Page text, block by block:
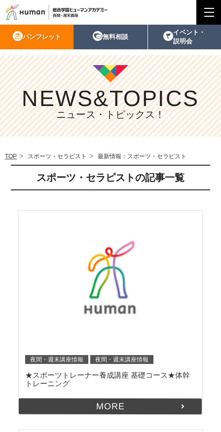
パンフレット 無料相談
イベント・
説明会
NEWS&TOPICS
ニュース・トピックス！
TOP スポーツ・セラピスト 最新情報：スポーツ・セラピスト
スポーツ・セラピストの記事一覧
夜間・週末講座情報 夜間・週末講座情報
★スポーツトレーナー養成講座 基礎コース★体幹
トレーニング
MORE